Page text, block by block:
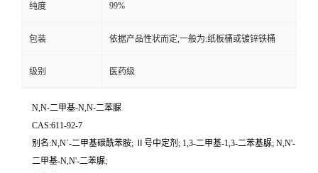
纯度 99%
包装 依据产品性状而定,一般为:纸板桶或镀锌铁桶
级别 医药级
N,N-二甲基-N,N-二苯脲
CAS:611-92-7
别名:N,Nˊ-二甲基碳酰苯胺; Ⅱ号中定剂; 1,3-二甲基-1,3-二苯基脲; N,N'-
二甲基-N,N'-二苯脲;